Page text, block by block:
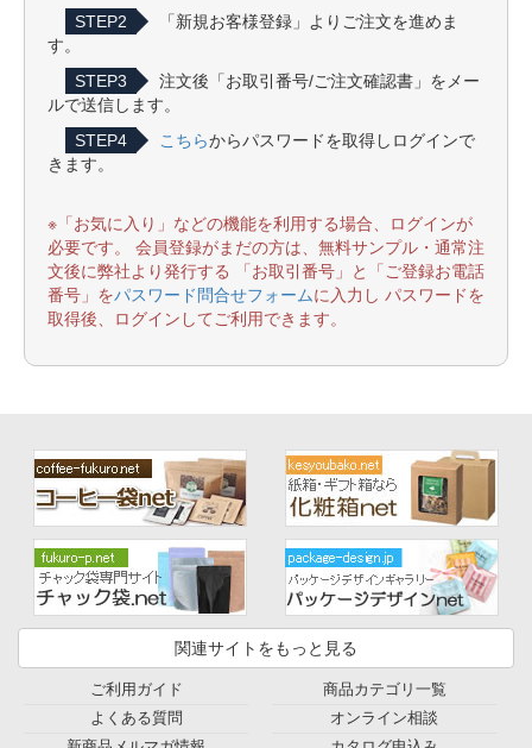
STEP2
「新規お客様登録」よりご注文を進めま
す。
STEP3
注文後「お取引番号/ご注文確認書」をメー
ルで送信します。
STEP4
こちらからパスワードを取得しログインで
きます。
※「お気に入り」などの機能を利用する場合、ログインが
必要です。 会員登録がまだの方は、無料サンプル・通常注
文後に弊社より発行する 「お取引番号」と「ご登録お電話
番号」をパスワード問合せフォームに入力し パスワードを
取得後、ログインしてご利用できます。
関連サイトをもっと見る
ご利用ガイド
よくある質問
商品カテゴリ一覧
オンライン相談